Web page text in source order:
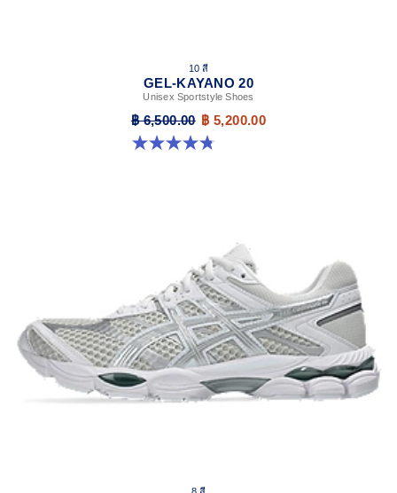
10 สี
GEL-KAYANO 20
Unisex Sportstyle Shoes
฿ 6,500.00 ฿ 5,200.00
4.8 จาก 5 ดาว 221 รีวิว